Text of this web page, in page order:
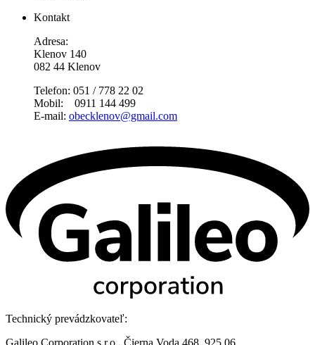
Kontakt
Adresa:
Klenov 140
082 44 Klenov
Telefon: 051 / 778 22 02
Mobil: 0911 144 499
E-mail: obecklenov@gmail.com
Technický prevádzkovateľ:
Galileo Corporation s.r.o., Čierna Voda 468, 925 06